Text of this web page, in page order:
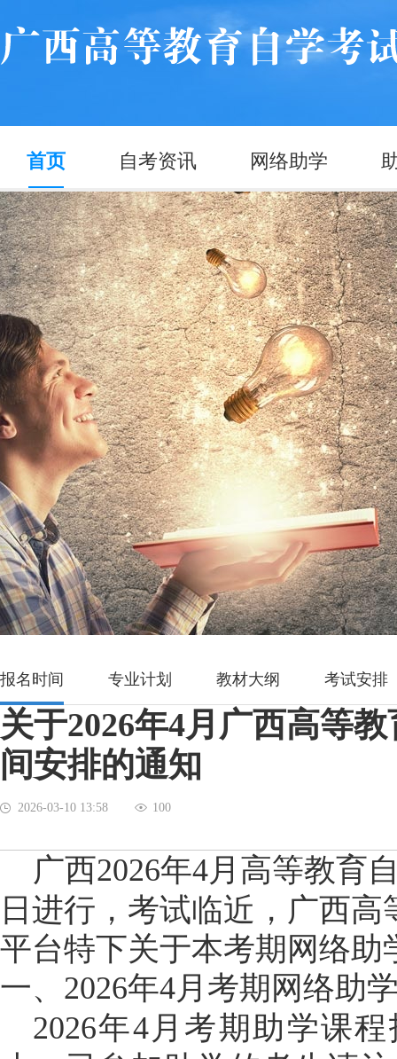
首页 自考资讯 网络助学
报名时间 专业计划 教材大纲 考试安排
关于2026年4月广西高等
间安排的通知
2026-03-10 13:58 100
广西2026年4月 高等教育
日进行，考试临近，广西
平台特下关于本考期网络助
一、 2026年4月 考期网络助
2026年4月 考期助学课